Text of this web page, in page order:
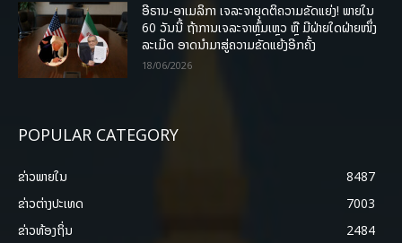
ອີຣານ-ອາເມລິກາ ເຈລະຈາຍຸດຕິຄວາມຂັດແຍ່ງ! ພາຍໃນ
60 ວັນນີ້ ຖ້າການເຈລະຈາຫຼົ້ມເຫຼວ ຫຼື ມີຝ່າຍໃດຝ່າຍໜຶ່ງ
ລະເມີດ ອາດນໍາມາສູ່ຄວາມຂັດແຍ້ງອີກຄັ້ງ
18/06/2026
POPULAR CATEGORY
ຂ່າວພາຍ​ໃນ
8487
ຂ່າວຕ່າງປະເທດ
7003
ຂ່າວທ້ອງຖິ່ນ
2484